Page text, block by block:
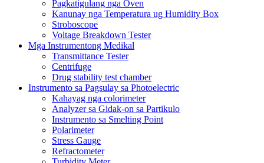
Pagkatigulang nga Oven
Kanunay nga Temperatura ug Humidity Box
Stroboscope
Voltage Breakdown Tester
Mga Instrumentong Medikal
Transmittance Tester
Centrifuge
Drug stability test chamber
Instrumento sa Pagsulay sa Photoelectric
Kahayag nga colorimeter
Analyzer sa Gidak-on sa Partikulo
Instrumento sa Smelting Point
Polarimeter
Stress Gauge
Refractometer